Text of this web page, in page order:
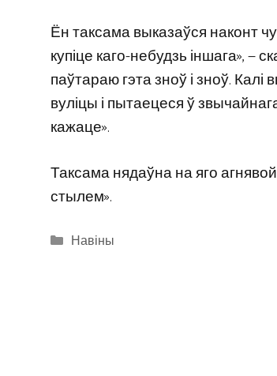
Ён таксама выказаўся наконт
купіце каго-небудзь іншага», —
паўтараю гэта зноў і зноў.
вуліцы і пытаецеся ў
кажаце».
Таксама нядаўна на яго
стылем».
Categories
Навіны